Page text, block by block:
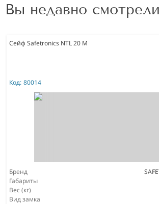
Вы недавно смотрели
Сейф Safetronics NTL 20 M
Код: 80014
Бренд
Габариты
Вес (кг)
Вид замка